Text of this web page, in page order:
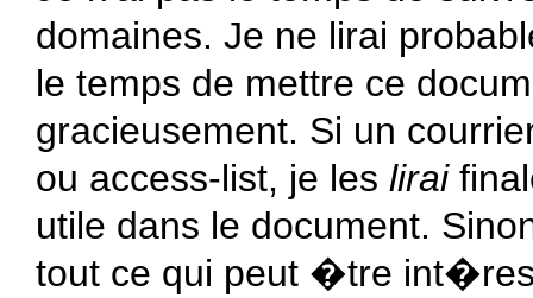
domaines. Je ne lirai
le temps de mettre ce
gracieusement. Si un
ou access-list, je les lirai
utile dans le document.
tout ce qui peut �tre